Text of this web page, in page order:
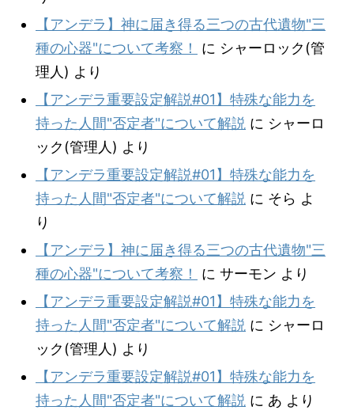
【アンデラ】神に届き得る三つの古代遺物"三
種の心器"について考察！
に シャーロック(管
理人) より
【アンデラ重要設定解説#01】特殊な能力を
持った人間"否定者"について解説 に シャーロ
ック(管理人) より
【アンデラ重要設定解説#01】特殊な能力を
持った人間"否定者"について解説 に そら よ
り
【アンデラ】神に届き得る三つの古代遺物"三
種の心器"について考察！
に サーモン より
【アンデラ重要設定解説#01】特殊な能力を
持った人間"否定者"について解説 に シャーロ
ック(管理人) より
【アンデラ重要設定解説#01】特殊な能力を
持った人間"否定者"について解説 に あ より